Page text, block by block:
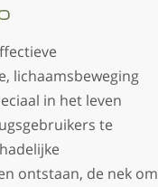
lichaamsbeweging
in het leven
te
ontstaan, de nek om